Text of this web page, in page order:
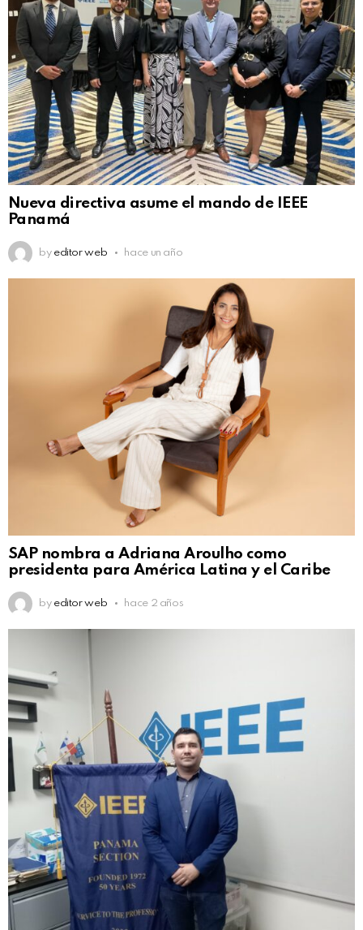
Nueva directiva asume el mando de IEEE
Panamá
by editor web hace un año
SAP nombra a Adriana Aroulho como
presidenta para América Latina y el Caribe
by editor web hace 2 años